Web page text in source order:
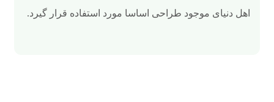
اهل دنیای موجود طراحی اساسا مورد استفاده قرار گیرد.